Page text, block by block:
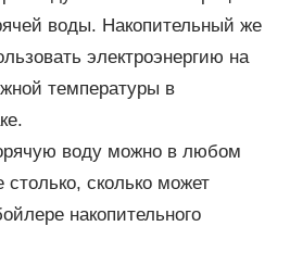
воды. Накопительный же
электроэнергию на
температуры в
воду можно в любом
столько, сколько может
накопительного